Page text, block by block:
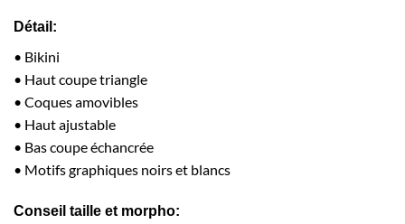
Détail:
• Bikini
• Haut coupe triangle
• Coques amovibles
• Haut ajustable
• Bas coupe échancrée
• Motifs graphiques noirs et blancs
Conseil taille et morpho: